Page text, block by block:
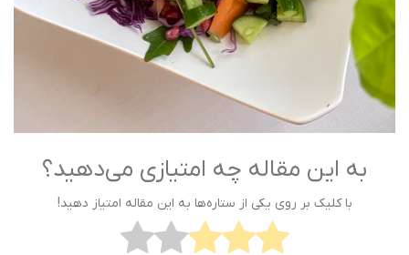
به این مقاله چه امتیازی می‌دهید؟
با کلیک بر روی یکی از ستاره‌ها به این مقاله امتیاز دهید!